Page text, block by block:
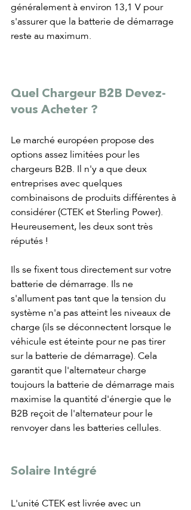
généralement à environ 13,1 V pour
s'assurer que la batterie de démarrage
reste au maximum.
Quel Chargeur B2B Devez-
vous Acheter ?
Le marché européen propose des
options assez limitées pour les
chargeurs B2B. Il n'y a que deux
entreprises avec quelques
combinaisons de produits différentes à
considérer (CTEK et Sterling Power).
Heureusement, les deux sont très
réputés !
Ils se fixent tous directement sur votre
batterie de démarrage. Ils ne
s'allument pas tant que la tension du
système n'a pas atteint les niveaux de
charge (ils se déconnectent lorsque le
véhicule est éteinte pour ne pas tirer
sur la batterie de démarrage). Cela
garantit que l'alternateur charge
toujours la batterie de démarrage mais
maximise la quantité d'énergie que le
B2B reçoit de l'alternateur pour le
renvoyer dans les batteries cellules.
Solaire Intégré
L'unité CTEK est livrée avec un